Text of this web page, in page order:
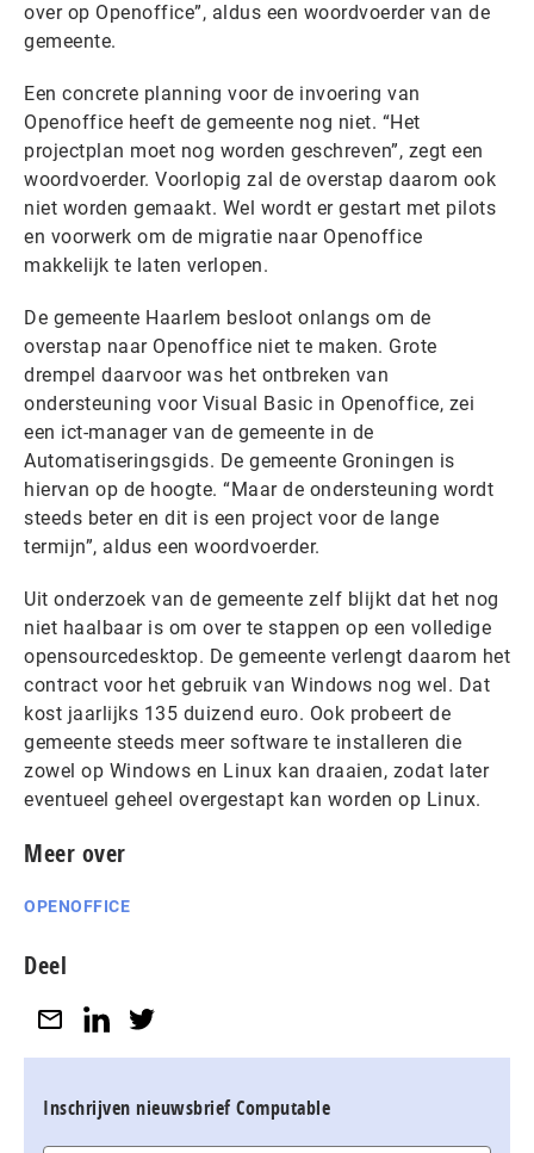
over op Openoffice”, aldus een woordvoerder van de
gemeente.
Een concrete planning voor de invoering van
Openoffice heeft de gemeente nog niet. “Het
projectplan moet nog worden geschreven”, zegt een
woordvoerder. Voorlopig zal de overstap daarom ook
niet worden gemaakt. Wel wordt er gestart met pilots
en voorwerk om de migratie naar Openoffice
makkelijk te laten verlopen.
De gemeente Haarlem besloot onlangs om de
overstap naar Openoffice niet te maken. Grote
drempel daarvoor was het ontbreken van
ondersteuning voor Visual Basic in Openoffice, zei
een ict-manager van de gemeente in de
Automatiseringsgids. De gemeente Groningen is
hiervan op de hoogte. “Maar de ondersteuning wordt
steeds beter en dit is een project voor de lange
termijn”, aldus een woordvoerder.
Uit onderzoek van de gemeente zelf blijkt dat het nog
niet haalbaar is om over te stappen op een volledige
opensourcedesktop. De gemeente verlengt daarom het
contract voor het gebruik van Windows nog wel. Dat
kost jaarlijks 135 duizend euro. Ook probeert de
gemeente steeds meer software te installeren die
zowel op Windows en Linux kan draaien, zodat later
eventueel geheel overgestapt kan worden op Linux.
Meer over
OPENOFFICE
Deel
Inschrijven nieuwsbrief Computable